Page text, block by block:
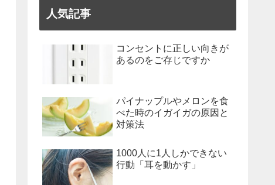
人気記事
コンセントに正しい向きが
あるのをご存じですか
パイナップルやメロンを食
べた時のイガイガの原因と
対策法
1000人に1人しかできない
行動「耳を動かす」